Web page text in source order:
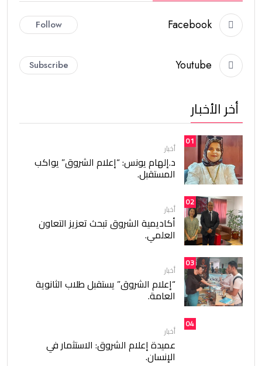
Facebook
Follow
Youtube
Subscribe
أخر الأخبار
01
أخبار
د.إلهام يونس: “إعلام الشروق” يواكب
المستقبل.
02
أخبار
أكاديمية الشروق تبحث تعزيز التعاون
العلمي.
03
أخبار
“إعلام الشروق” يستقبل طلاب الثانوية
العامة.
04
أخبار
عميدة إعلام الشروق: الاستثمار في
الإنسان.